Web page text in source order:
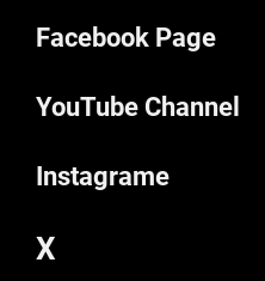
Facebook Page
YouTube Channel
Instagrame
X